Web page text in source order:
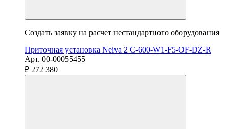
Создать заявку на расчет нестандартного оборудования
Приточная установка Neiva 2 C-600-W1-F5-OF-DZ-R
Арт. 00-00055455
₽ 272 380